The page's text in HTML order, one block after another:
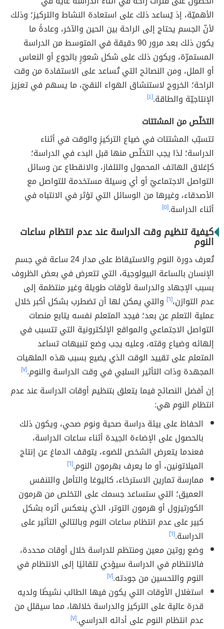
الأهميّة، إذ يُساعد ذلك على استعادة النشاط والتركيز؛ وذلك
لأنّ الجسم يحتاج إلى الراحة بين الحين والآخر، وعادةً ما
يكون ذلك بعد مرور 90 دقيقة في المتوسط من الدراسة
المستمرّة، ويكون ذلك على شكل شعورٍ بالجوع أو النعاس
أو الملل، ومن النصائح التي تُساعد على الاستفادة من وقت
الراحة؛ الخروج لاستنشاق الهواء النقيّ، ما يسهم في تعزيز
الإنتاجيّة والطاقة.[٤]
التخلّص من المشتتات
تتسبّب المشتتات في ضياع التركيزِ والوقت في أثناء
الدراسة؛ لذا يجب التخلّص منها قبل البدء في الدراسة؛
كإغلاق الهاتف المحمول والتلفاز، والانقطاع عن وسائل
التواصل الاجتماعيّ أو أي وسيلة مستخدمة للتواصل مع
الأصدقاء، وغيرها من الوسائل التي تؤثر في الانتباه في
أثناء الدراسة.[٥]
كيفية تنظيم وقت الدراسة عند عدم انتظام ساعات
النوم
تُعرف دورة النوم والاستيقاظ على مدار 24 ساعة في جسم
الإنسان بالساعة البيولوجية، التي تتعرض في بعض الظروف
بسبب الإجهاد والدراسة لأوقات طويلة وغير منتظمة إلى
عدم التوازن،[٦]
والتي يمكن لها أن تضطرب بشكل أكبر خلال
عملية التعلم عن بعد؛ فيجد المتعلم نفسه يتابع منصات
التواصل الاجتماعي والمواقع الإلكترونية التي تتسبب في
إلهائه وضياع وقته، وعليه يجب وضع تنبيهات تساعد
المتعلم على تقييد الوقت الذي يضيع بسبب هذه الملهيات
المجهدة وذات التأثير السلبي في وقت الدراسة والنوم.[٧]
إن أفضل النصائح فيما يتعلق بتنظيم أوقات الدراسة عند عدم
انتظام النوم هي:
الحفاظ على بيئة دراسة صحية ونوم صحي، ويكون ذلك
بالحصول على الإضاءة الجيدة أثناء ساعات الدراسة،
فعندما يتعرض الشخص للضوء، يتوقف الدماغ عن إنتاج
الميلاتونين، أو ما يعرف بهرمون النوم.[٦]
ممارسة تمارين الاسترخاء، كاليوغا والتأمل والتنفس
العميق؛ التي ستساعد جسمك على التخلص من هرمون
الكورتيزول أو هرمون التوتر، الذي ينعكس أثره بشكل
كبير على عدم انتظام ساعات النوم وبالتالي التأثير على
الدراسة.[٦]
وضع روتين معين ومنتظم للدراسة خلال أوقات محددة،
فالانتظام في الدراسة سيؤدي تلقائيًا إلى الانتظام في
النوم والتحسين من جودته.[٧]
استغلال الأوقات التي يكون فيها الطالب نشيطًا ولديه
قدرة عالية على التركيز والدراسة خلالها، مما سيقلل من
عدم انتظام النوم على أدائه الدراسي.[٧]